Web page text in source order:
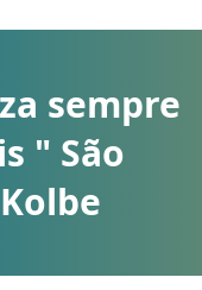
sempre
" São